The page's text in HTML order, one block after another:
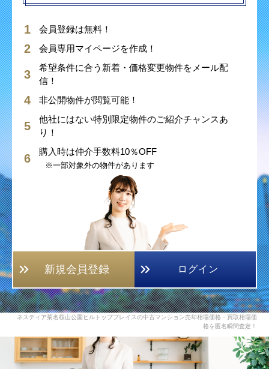
会員登録は無料！
会員専用マイページを作成！
希望条件に合う新着・価格変更物件をメール配
信！
非公開物件が閲覧可能！
他社にはない特別限定物件のご紹介チャンスあ
り！
購入時は仲介手数料10％OFF
※一部対象外の物件があります
新規会員登録 ログイン
ネスティア菊名桜山公園ヒルトッププレイスの中古マンション売却相場価格・買取相場価
格を匿名瞬間査定！